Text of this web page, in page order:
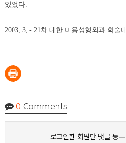
있었다.
2003, 3, - 21차 대한 미용성형외과 학술
0 Comments
로그인한 회원만 댓글 등